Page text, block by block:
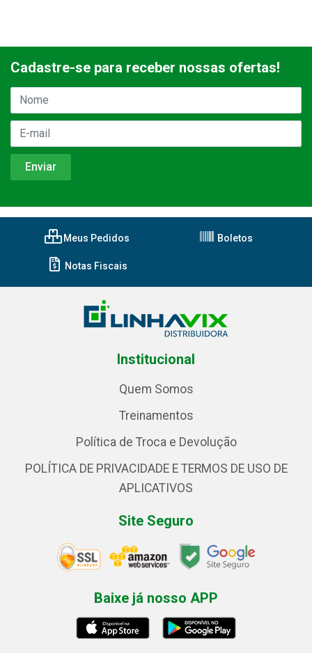
Cadastre-se para receber nossas ofertas!
Meus Pedidos Boletos
Notas Fiscais
Institucional
Quem Somos
Treinamentos
Política de Troca e Devolução
POLÍTICA DE PRIVACIDADE E TERMOS DE USO DE
APLICATIVOS
Site Seguro
Baixe já nosso APP